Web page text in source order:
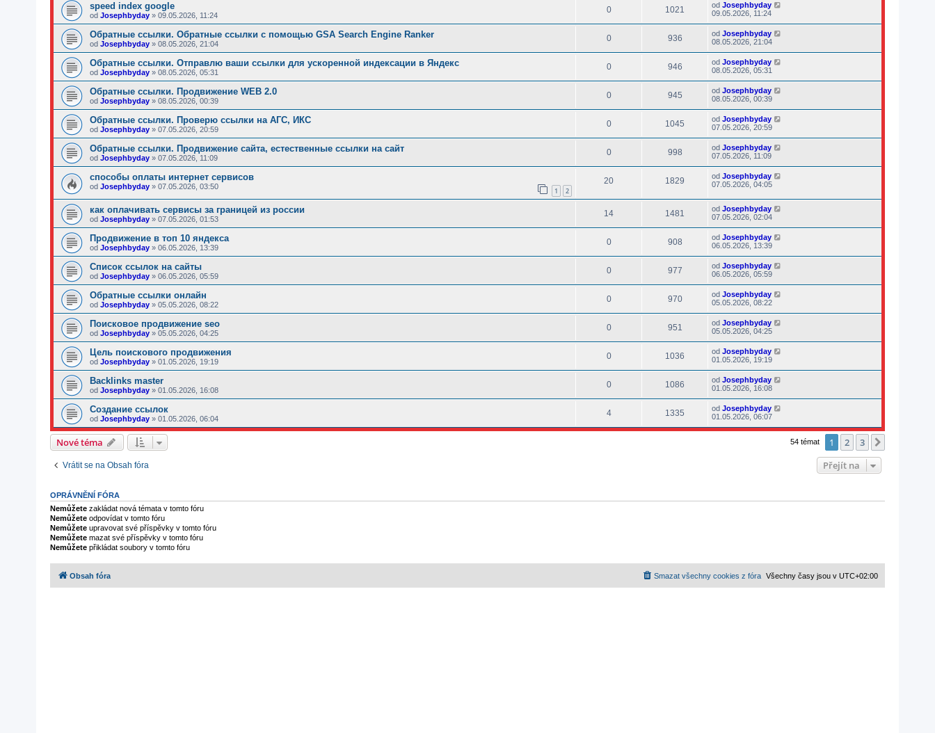
speed index google
od Josephbyday » 09.05.2026, 11:24
0 1021 od Josephbyday
09.05.2026, 11:24
Обратные ссылки. Обратные ссылки с помощью GSA Search Engine Ranker
od Josephbyday » 08.05.2026, 21:04
0 936 od Josephbyday
08.05.2026, 21:04
Обратные ссылки. Отправлю ваши ссылки для ускоренной индексации в Яндекс
od Josephbyday » 08.05.2026, 05:31
0 946 od Josephbyday
08.05.2026, 05:31
Обратные ссылки. Продвижение WEB 2.0
od Josephbyday » 08.05.2026, 00:39
0 945 od Josephbyday
08.05.2026, 00:39
Обратные ссылки. Проверю ссылки на АГС, ИКС
od Josephbyday » 07.05.2026, 20:59
0 1045 od Josephbyday
07.05.2026, 20:59
Обратные ссылки. Продвижение сайта, естественные ссылки на сайт
od Josephbyday » 07.05.2026, 11:09
0 998 od Josephbyday
07.05.2026, 11:09
способы оплаты интернет сервисов
od Josephbyday » 07.05.2026, 03:50 1 2
20 1829 od Josephbyday
07.05.2026, 04:05
как оплачивать сервисы за границей из россии
od Josephbyday » 07.05.2026, 01:53
14 1481 od Josephbyday
07.05.2026, 02:04
Продвижение в топ 10 яндекса
od Josephbyday » 06.05.2026, 13:39
0 908 od Josephbyday
06.05.2026, 13:39
Список ссылок на сайты
od Josephbyday » 06.05.2026, 05:59
0 977 od Josephbyday
06.05.2026, 05:59
Обратные ссылки онлайн
od Josephbyday » 05.05.2026, 08:22
0 970 od Josephbyday
05.05.2026, 08:22
Поисковое продвижение seo
od Josephbyday » 05.05.2026, 04:25
0 951 od Josephbyday
05.05.2026, 04:25
Цель поискового продвижения
od Josephbyday » 01.05.2026, 19:19
0 1036 od Josephbyday
01.05.2026, 19:19
Backlinks master
od Josephbyday » 01.05.2026, 16:08
0 1086 od Josephbyday
01.05.2026, 16:08
Создание ссылок
od Josephbyday » 01.05.2026, 06:04
4 1335 od Josephbyday
01.05.2026, 06:07
Nové téma 54 témat 1 2 3
Vrátit se na Obsah fóra Přejít na
OPRÁVNĚNÍ FÓRA
Nemůžete zakládat nová témata v tomto fóru
Nemůžete odpovídat v tomto fóru
Nemůžete upravovat své příspěvky v tomto fóru
Nemůžete mazat své příspěvky v tomto fóru
Nemůžete přikládat soubory v tomto fóru
Obsah fóra Všechny časy jsou v UTC+02:00
Smazat všechny cookies z fóra